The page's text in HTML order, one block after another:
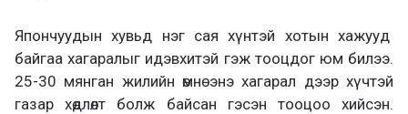
Япончуудын хувьд нэг сая хүнтэй хотын хажууд
байгаа хагаралыг идэвхитэй гэж тооцдог юм билээ.
25-30 мянган жилийн өмнө энэ хагарал дээр хүчтэй
газар хөдлөлт болж байсан гэсэн тооцоо хийсэн.